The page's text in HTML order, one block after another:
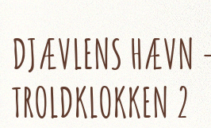
DJÆVLENS HÆVN
TROLDKLOKKEN 2